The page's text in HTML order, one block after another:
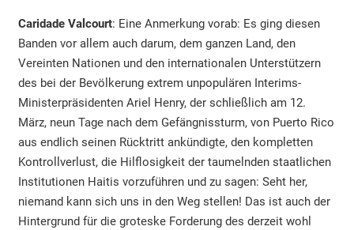
Caridade Valcourt: Eine Anmerkung vorab: Es ging diesen
Banden vor allem auch darum, dem ganzen Land, den
Vereinten Nationen und den internationalen Unterstützern
des bei der Bevölkerung extrem unpopulären Interims-
Ministerpräsidenten Ariel Henry, der schließlich am 12.
März, neun Tage nach dem Gefängnissturm, von Puerto Rico
aus endlich seinen Rücktritt ankündigte, den kompletten
Kontrollverlust, die Hilflosigkeit der taumelnden staatlichen
Institutionen Haitis vorzuführen und zu sagen: Seht her,
niemand kann sich uns in den Weg stellen! Das ist auch der
Hintergrund für die groteske Forderung des derzeit wohl